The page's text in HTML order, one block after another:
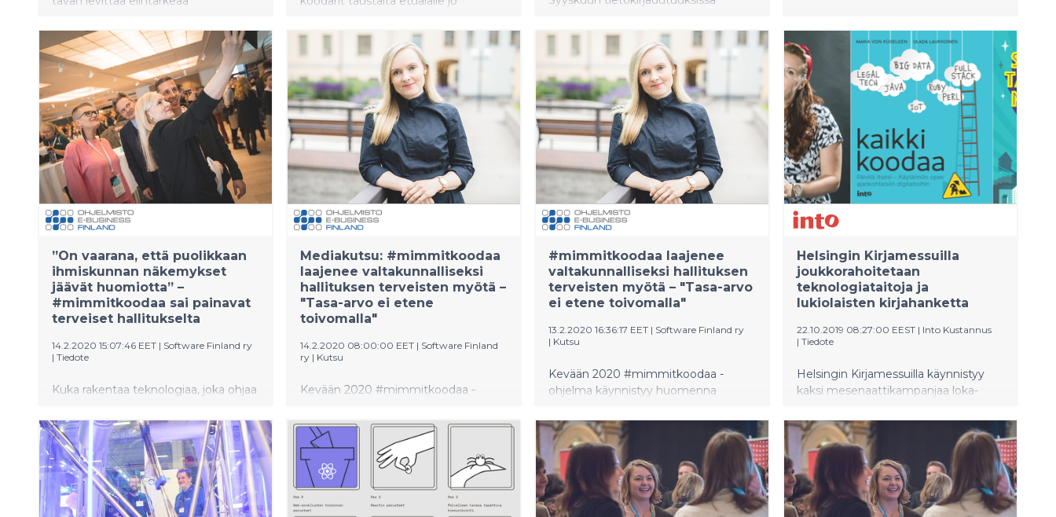
koodaa -ohjelma on aloittanut
Pohjois-Karjalassa mittavan
hankkeen, jossa naisia kannustetaan
EU:n rahoituksella. ”Pohjois-Karjalassa
on naisten kasvavalle osaamiselle
valtava tilaus, kuten kaikkialla
Suomessa”, toteaa Mimmit koodaa -
vetäjä Milja Köpsi. Teknologian ja
talouden huippuosaaja,
kansanedustaja Elina Valtonen pitää
Ohjelmisto- ja e-business ry:n
johtamaa ohjelmaa Suomelle suurena
mahdollisuutena.
Norppaliven innoittama tapahtuma
on vähintään yhtä jännittävä kuin
esikuvansa, mutta soveltuu myös
hiljaisen mietiskelyn taustalle.
Suomalainen koodari harvoin pitää
meteliä itsestään ja tekemisistään,
mutta ilman ohjelmistoalaa
yhteiskunta pysähtyisi.
syvennytään kansantaiteilija Juice
Leskisen elämään ja tuotantoon.
Kaunokirjallisuuden puolella Laura
Gustafssonin uutuusromaani Rehab
johdattelee pohtimaan kulutuksen ja
hyvinvoinnin välistä suhdetta ja Risto
Isomäen Vedenpaisumuksen lapsissa
myyttiset tarinat yhdistyvät
eloonjäämiskamppailuun
luonnonkatastrofin keskellä.
Kansainvälisesti palkitun
luontovalokuvaaja Hannu Laakson
lasten tietokirjassa Me Kettuset
hypätään kettuperheen tassuihin.
”On vaarana, että puolikkaan
ihmiskunnan näkemykset
jäävät huomiotta” –
#mimmitkoodaa sai painavat
terveiset hallitukselta
14.2.2020 15:07:46 EET | Software Finland ry
| Tiedote
Kuka rakentaa teknologiaa, joka ohjaa
Ohisalo esitti tärkeän kysymyksen
#mimmitkoodaa-ohjelman launch-
tilaisuudessa Helsingissä
ystävänpäivänä. Ohisalon mukaan on
vaarana, että puolikkaan ihmiskunnan
näkemykset jäävät huomiotta, jos
Mediakutsu: #mimmitkoodaa
laajenee valtakunnalliseksi
hallituksen terveisten myötä –
"Tasa-arvo ei etene
toivomalla"
14.2.2020 08:00:00 EET | Software Finland
ry | Kutsu
Kevään 2020 #mimmitkoodaa -
ystävänpäivänä hallituksen terveisillä.
Sisäministeri, vihreiden puheenjohtaja
Maria Ohisalo lataa
pääpuheenvuorossaan katsauksen
konkreettisiin toimiin, joilla hallitus
tasa-arvoa edistää. Ohisalon puheen
#mimmitkoodaa laajenee
valtakunnalliseksi hallituksen
terveisten myötä – "Tasa-arvo
ei etene toivomalla"
13.2.2020 16:36:17 EET | Software Finland ry
| Kutsu
Kevään 2020 #mimmitkoodaa -
ohjelma käynnistyy huomenna
Sisäministeri, vihreiden puheenjohtaja
Maria Ohisalo lataa
pääpuheenvuorossaan katsauksen
konkreettisiin toimiin, joilla hallitus
tasa-arvoa edistää. Ohisalon puheen
ottavat paikan päällä Helsingin
Helsingin Kirjamessuilla
joukkorahoitetaan
teknologiataitoja ja
lukiolaisten kirjahanketta
22.10.2019 08:27:00 EEST | Into Kustannus
| Tiedote
Helsingin Kirjamessuilla käynnistyy
kaksi mesenaattikampanjaa loka-
messutorstaina 24.10. alkaa
Sankaritarinoita nuorille -kirjan
mesenaattikampanja. Kallion
ilmaisutaidon lukiolaiset kyllästyivät
siihen, että tämän päivän esikuvat
ovat aikuisten sanelemia. He